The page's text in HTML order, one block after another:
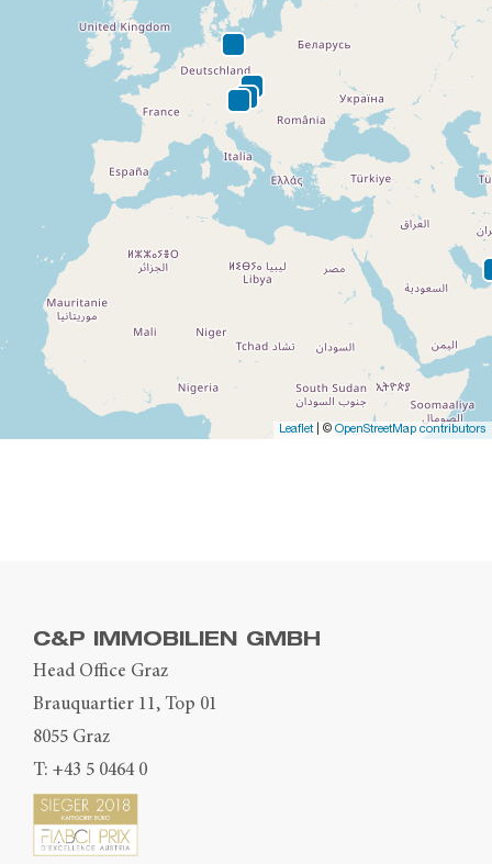
Leaflet| © OpenStreetMap contributors
C&P IMMOBILIEN GMBH
Head Office Graz
Brauquartier 11, Top 01
8055 Graz
T: +43 5 0464 0